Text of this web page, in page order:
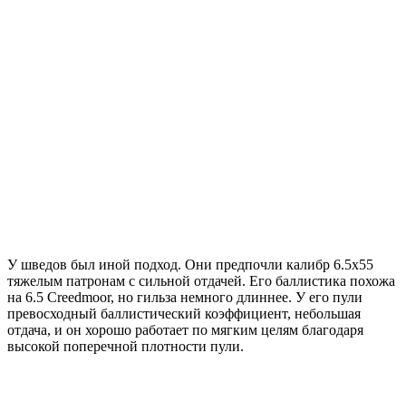
У шведов был иной подход. Они предпочли калибр 6.5х55
тяжелым патронам с сильной отдачей. Его баллистика похожа
на 6.5 Creedmoor, но гильза немного длиннее. У его пули
превосходный баллистический коэффициент, небольшая
отдача, и он хорошо работает по мягким целям благодаря
высокой поперечной плотности пули.